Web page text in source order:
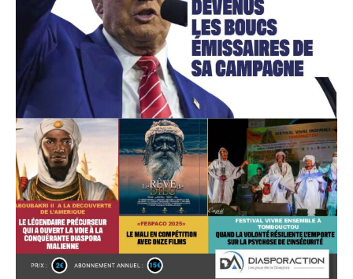
Accès gratuit
Gratuit /accès limité
Quelques articles
Annonces
Tous les articles
Le magazine
CHOISIR LE FORFAIT